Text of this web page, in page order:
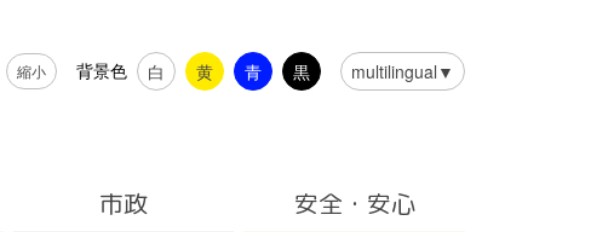
縮小 背景色 白 黄 青 黒 multilingual▼
市政 安全・安心